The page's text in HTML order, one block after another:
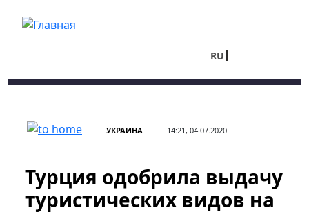
RU
УКРАИНА 14:21, 04.07.2020
Турция одобрила выдачу
туристических видов на